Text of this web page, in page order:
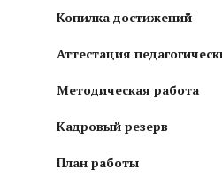
Копилка достижений
Аттестация
Методическая работа
Кадровый резерв
План работы